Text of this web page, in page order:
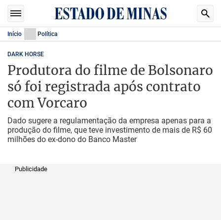
Início Política
DARK HORSE
Produtora do filme de Bolsonaro
só foi registrada após contrato
com Vorcaro
Dado sugere a regulamentação da empresa apenas para a
produção do filme, que teve investimento de mais de R$ 60
milhões do ex-dono do Banco Master
Publicidade